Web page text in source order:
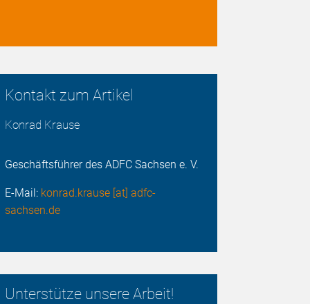
Kontakt zum Artikel
Konrad Krause
Geschäftsführer des ADFC Sachsen e. V.
E-Mail: konrad.krause [at] adfc-
sachsen.de
Unterstütze unsere Arbeit!